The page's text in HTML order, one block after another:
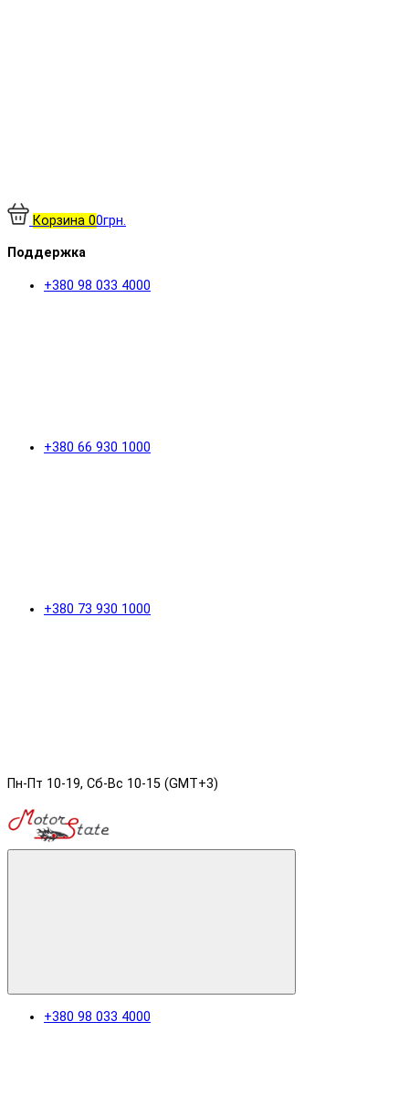
Корзина 00грн.
Поддержка
+380 98 033 4000
+380 66 930 1000
+380 73 930 1000
Пн-Пт 10-19, Сб-Вс 10-15 (GMT+3)
+380 98 033 4000